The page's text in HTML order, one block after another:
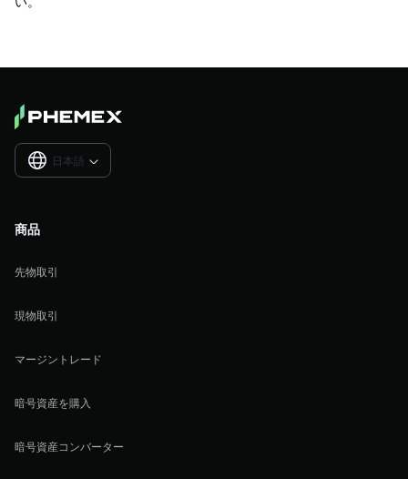
日本語 
商品
先物取引
現物取引
マージントレード
暗号資産を購入
暗号資産コンバーター